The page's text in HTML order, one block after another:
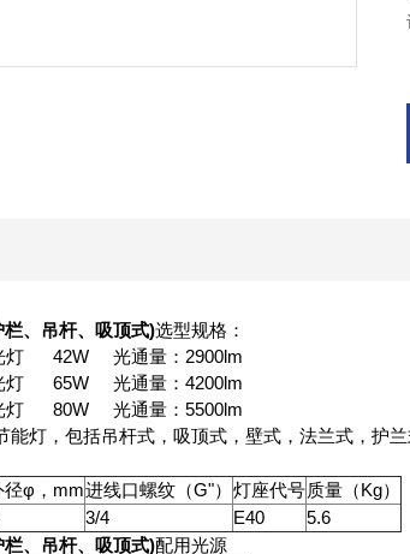
、吊杆、吸顶式)选型规格：
灯 42W 光通量：2900lm
灯 65W 光通量：4200lm
灯 80W 光通量：5500lm
能灯，包括吊杆式，吸顶式，壁式，法兰式，护
径φ，mm进线口螺纹（G"） 灯座代号质量（Kg）
3/4 E40
5.6
、吊杆、吸顶式)配用光源